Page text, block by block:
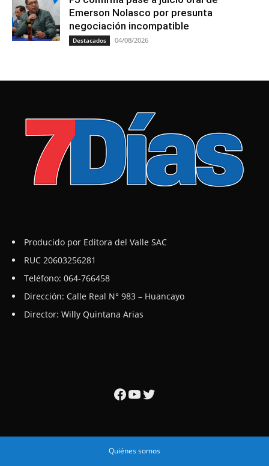
Emerson Nolasco por presunta
negociación incompatible
Destacados 04/08/2026
Producido por Editora del Valle SAC
RUC 20603256281
Teléfono: 064-766458
Dirección: Calle Real N° 983 – Huancayo
Director: Willy Quintana Arias
Facebook
YouTube
Twitter
Quiénes somos